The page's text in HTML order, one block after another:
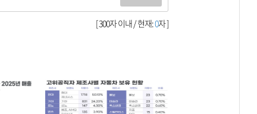
[ 300자 이내 / 현재:0자 ]